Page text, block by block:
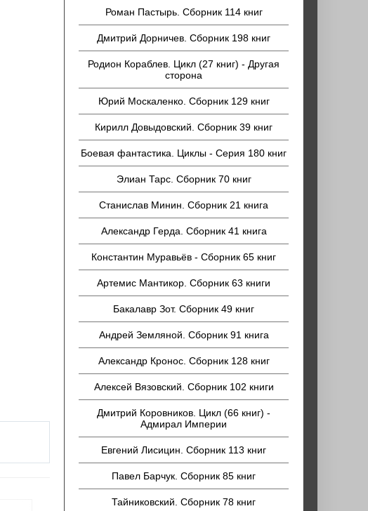
Роман Пастырь. Сборник 114 книг
Дмитрий Дорничев. Сборник 198 книг
Родион Кораблев. Цикл (27 книг) - Другая
сторона
Юрий Москаленко. Сборник 129 книг
Кирилл Довыдовский. Сборник 39 книг
Боевая фантастика. Циклы - Серия 180 книг
Элиан Тарс. Сборник 70 книг
Станислав Минин. Сборник 21 книга
Александр Герда. Сборник 41 книга
Константин Муравьёв - Сборник 65 книг
Артемис Мантикор. Сборник 63 книги
Бакалавр Зот. Сборник 49 книг
Андрей Земляной. Сборник 91 книга
Александр Кронос. Сборник 128 книг
Алексей Вязовский. Сборник 102 книги
Дмитрий Коровников. Цикл (66 книг) -
Адмирал Империи
Евгений Лисицин. Сборник 113 книг
Павел Барчук. Сборник 85 книг
Тайниковский. Сборник 78 книг